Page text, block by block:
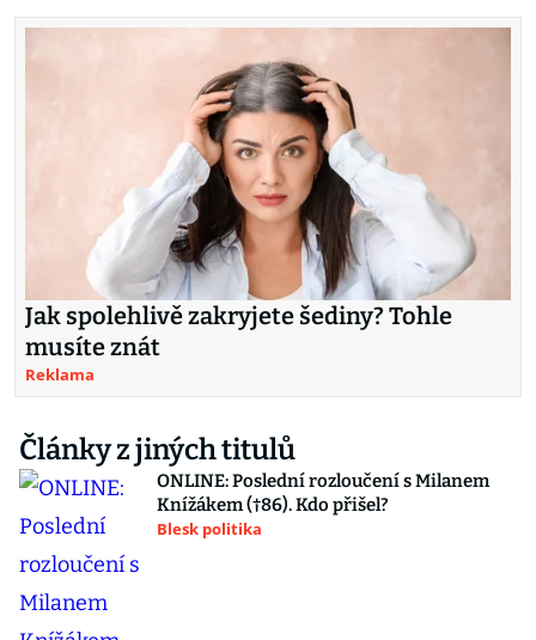
Jak spolehlivě zakryjete šediny? Tohle
musíte znát
Reklama
Články z jiných titulů
ONLINE: Poslední rozloučení s Milanem
Knížákem (†86). Kdo přišel?
Blesk politika